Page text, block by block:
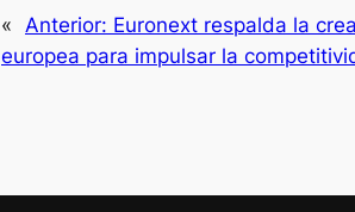
« Anterior: Euronext respalda la
europea para impulsar la